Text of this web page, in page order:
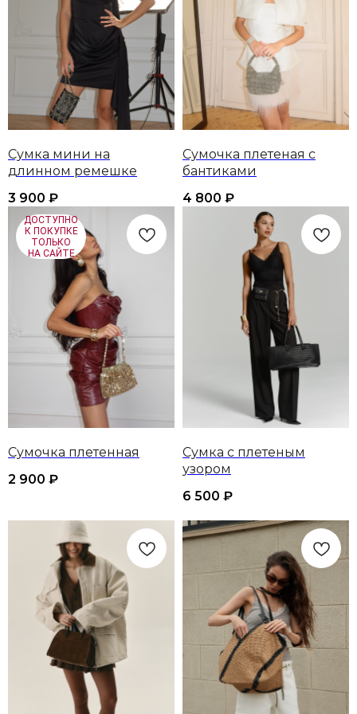
Сумка мини на
длинном ремешке
3 900 ₽
Сумочка плетеная с
бантиками
4 800 ₽
ДОСТУПНО
К ПОКУПКЕ
ТОЛЬКО
НА САЙТЕ
Сумочка плетенная
2 900 ₽
Сумка с плетеным
узором
6 500 ₽
ТЫ И NASTENS СМОТРЕТЬ ВСЕ